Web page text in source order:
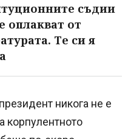
съдии
оплакват от
Те си я
никога не е
корпулентното